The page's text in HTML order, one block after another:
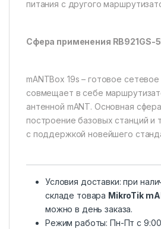
питания с другого
Сфера применения RB921GS-
mANTBox 19s – готовое
совмещает в себе
антенной mANT. Основная
построение базовых станций и
с поддержкой новейшего
Условия доставки: при
складе товара MikroTik
можно в день заказа.
Режим работы: Пн-Пт с